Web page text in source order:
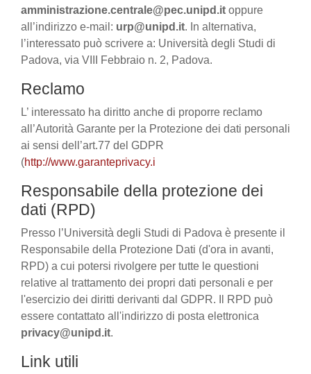
amministrazione.centrale@pec.unipd.it oppure
all’indirizzo e-mail: urp@unipd.it. In alternativa,
l’interessato può scrivere a: Università degli Studi di
Padova, via VIII Febbraio n. 2, Padova.
Reclamo
L’ interessato ha diritto anche di proporre reclamo
all’Autorità Garante per la Protezione dei dati personali
ai sensi dell’art.77 del GDPR
(http://www.garanteprivacy.i
Responsabile della protezione dei
dati (RPD)
Presso l’Università degli Studi di Padova è presente il
Responsabile della Protezione Dati (d'ora in avanti,
RPD) a cui potersi rivolgere per tutte le questioni
relative al trattamento dei propri dati personali e per
l'esercizio dei diritti derivanti dal GDPR. Il RPD può
essere contattato all'indirizzo di posta elettronica
privacy@unipd.it.
Link utili